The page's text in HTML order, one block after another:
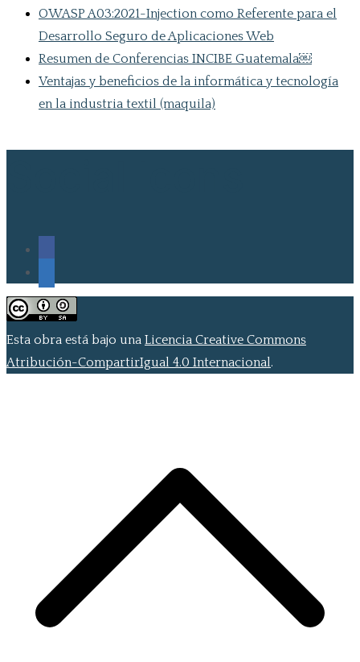
OWASP A03:2021-Injection como Referente para el
Desarrollo Seguro de Aplicaciones Web
Resumen de Conferencias INCIBE Guatemala￼
Ventajas y beneficios de la informática y tecnología
en la industria textil (maquila)
Esta obra está bajo una Licencia Creative Commons
Atribución-CompartirIgual 4.0 Internacional.